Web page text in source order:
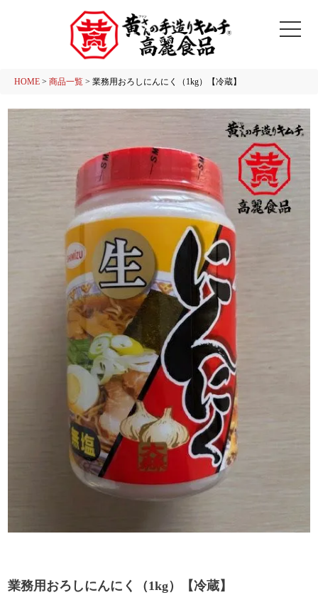
検索
HOME 商品一覧 業務用おろしにんにく（1kg）【冷蔵】
業務用おろしにんにく（1kg）【冷蔵】